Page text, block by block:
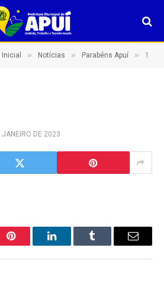
Inicial » Notícias » Parabéns Apuí » 1
JANEIRO DE 2023
Pinterest LinkedInTumblr
E-